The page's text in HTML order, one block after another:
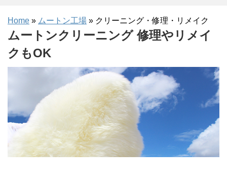
Home » ムートン工場 » クリーニング・修理・リメイク
ムートンクリーニング 修理やリメイ
クもOK